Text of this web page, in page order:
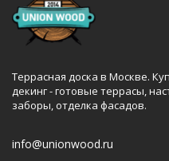
Террасная доска в Москве.
декинг - готовые террасы,
заборы, отделка фасадов.
info@unionwood.ru